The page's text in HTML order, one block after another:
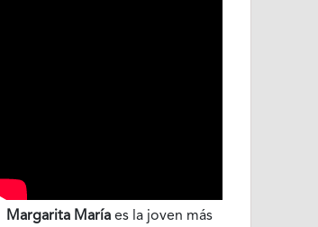
Margarita María es la joven más